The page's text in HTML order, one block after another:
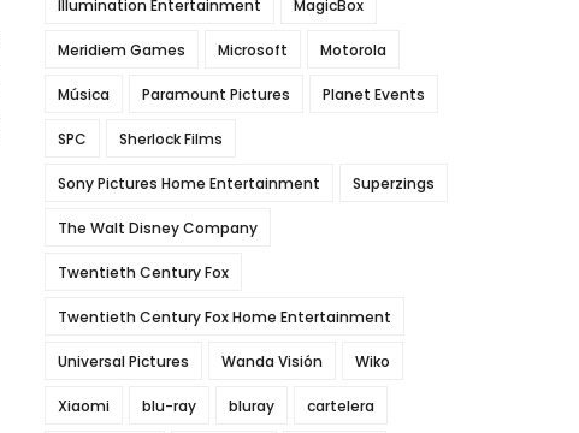
Illumination Entertainment MagicBox
Meridiem Games Microsoft Motorola
Música Paramount Pictures Planet Events
SPC Sherlock Films
Sony Pictures Home Entertainment Superzings
The Walt Disney Company
Twentieth Century Fox
Twentieth Century Fox Home Entertainment
Universal Pictures Wanda Visión Wiko
Xiaomi blu-ray bluray cartelera